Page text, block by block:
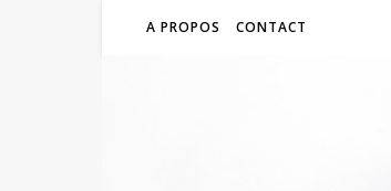
A PROPOS CONTACT